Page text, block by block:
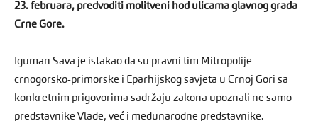
23. februara, predvoditi molitveni hod ulicama glavnog grada
Crne Gore.
Iguman Sava je istakao da su pravni tim Mitropolije
crnogorsko-primorske i Eparhijskog savjeta u Crnoj Gori sa
konkretnim prigovorima sadržaju zakona upoznali ne samo
predstavnike Vlade, već i međunarodne predstavnike.